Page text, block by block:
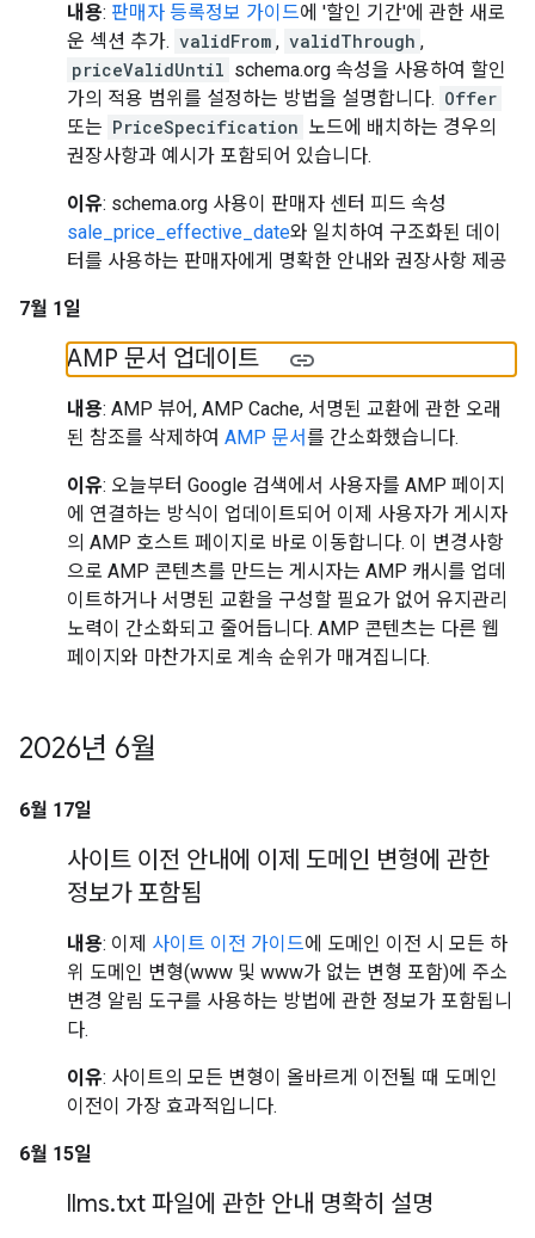
내용: 판매자 등록정보 가이드에 '할인 기간'에 관한 새로
운 섹션 추가. validFrom , validThrough ,
priceValidUntil schema.org 속성을 사용하여 할인
가의 적용 범위를 설정하는 방법을 설명합니다. Offer
또는 PriceSpecification 노드에 배치하는 경우의
권장사항과 예시가 포함되어 있습니다.
이유: schema.org 사용이 판매자 센터 피드 속성
sale_price_effective_date와 일치하여 구조화된 데이
터를 사용하는 판매자에게 명확한 안내와 권장사항 제공
7월 1일
AMP 문서 업데이트
내용: AMP 뷰어, AMP Cache, 서명된 교환에 관한 오래
된 참조를 삭제하여 AMP 문서를 간소화했습니다.
이유: 오늘부터 Google 검색에서 사용자를 AMP 페이지
에 연결하는 방식이 업데이트되어 이제 사용자가 게시자
의 AMP 호스트 페이지로 바로 이동합니다. 이 변경사항
으로 AMP 콘텐츠를 만드는 게시자는 AMP 캐시를 업데
이트하거나 서명된 교환을 구성할 필요가 없어 유지관리
노력이 간소화되고 줄어듭니다. AMP 콘텐츠는 다른 웹
페이지와 마찬가지로 계속 순위가 매겨집니다.
2026년 6월
6월 17일
사이트 이전 안내에 이제 도메인 변형에 관한
정보가 포함됨
내용: 이제 사이트 이전 가이드에 도메인 이전 시 모든 하
위 도메인 변형(www 및 www가 없는 변형 포함)에 주소
변경 알림 도구를 사용하는 방법에 관한 정보가 포함됩니
다.
이유: 사이트의 모든 변형이 올바르게 이전될 때 도메인
이전이 가장 효과적입니다.
6월 15일
llms.txt 파일에 관한 안내 명확히 설명